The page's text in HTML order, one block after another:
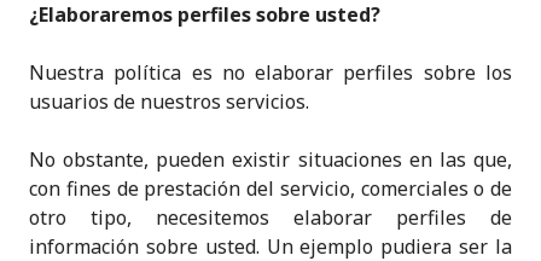
¿Elaboraremos perfiles sobre usted?
Nuestra política es no elaborar perfiles sobre los
usuarios de nuestros servicios.
No obstante, pueden existir situaciones en las que,
con fines de prestación del servicio, comerciales o de
otro tipo, necesitemos elaborar perfiles de
información sobre usted. Un ejemplo pudiera ser la